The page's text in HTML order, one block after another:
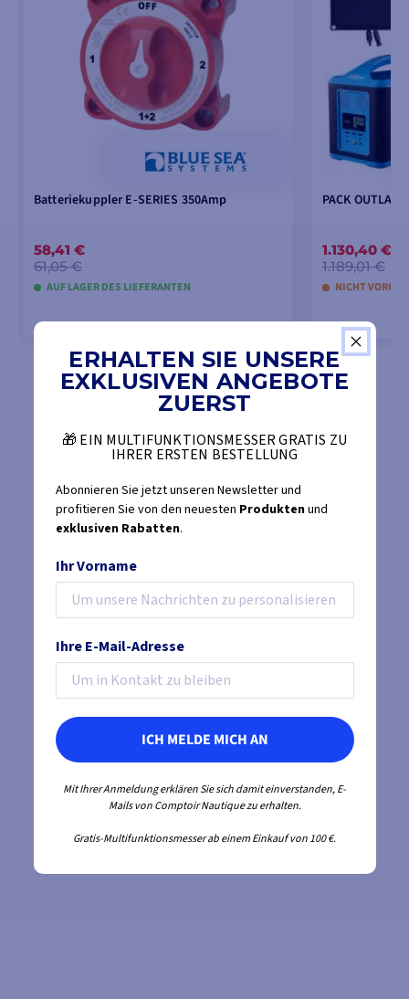
Batteriekuppler E-SERIES 350Amp
58,41 €
61,05 €
AUF LAGER DES LIEFERANTEN
IN DEN WARENKORB LEGEN
PACK OUTLAW
1.130,40 €
1.189,01 €
NICHT
IN DEN
ERHALTEN SIE UNSERE
EXKLUSIVEN ANGEBOTE
ZUERST
🎁 EIN MULTIFUNKTIONSMESSER GRATIS ZU
IHRER ERSTEN BESTELLUNG
Abonnieren Sie jetzt unseren Newsletter und
profitieren Sie von den neuesten Produktenund
exklusiven Rabatten.
Ihr Vorname
Ihre E-Mail-Adresse
ICH MELDE MICH AN
Mit Ihrer Anmeldung erklären Sie sich damit einverstanden, E-
Mails von Comptoir Nautique zu erhalten.
Gratis-Multifunktionsmesser ab einem Einkauf von 100 €.